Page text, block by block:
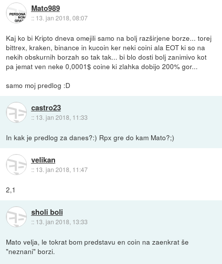
Mato989
:: 13. jan 2018, 08:07
Kaj ko bi Kripto dneva omejili samo na bolj razširjene borze... torej
bittrex, kraken, binance in kucoin ker neki coini ala EOT ki so na
nekih obskurnih borzah so tak tak... bi blo dosti bolj zanimivo kot
pa jemat ven neke 0,0001$ coine ki zlahka dobijo 200% gor...
samo moj predlog :D
castro23
:: 13. jan 2018, 11:33
In kak je predlog za danes?:) Rpx gre do kam Mato?;)
velikan
:: 13. jan 2018, 11:47
2,1
sholi boli
:: 13. jan 2018, 13:33
Mato velja, le tokrat bom predstavu en coin na zaenkrat še
"neznani" borzi.